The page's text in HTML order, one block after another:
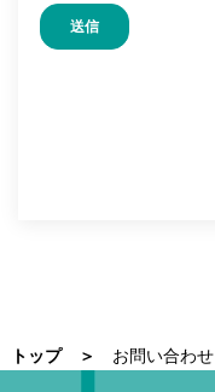
トップ お問い合わせ